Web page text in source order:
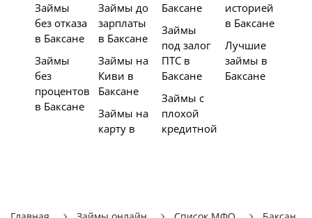
Займы
без отказа
в Баксане
Займы
без
процентов
в Баксане
Займы до
зарплаты
в Баксане
Займы на
Киви в
Баксане
Займы на
карту в
Баксане
Займы
под залог
ПТС в
Баксане
Займы с
плохой
кредитной
историей
в Баксане
Лучшие
займы в
Баксане